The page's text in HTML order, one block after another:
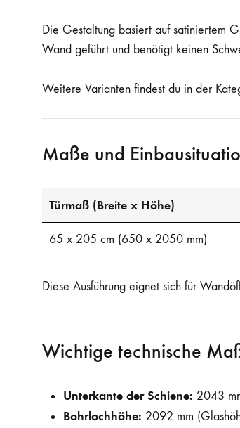
Die Gestaltung basiert auf satiniertem
Wand geführt und benötigt keinen
Weitere Varianten findest du in der
Maße und
Türmaß (Breite x Höhe)
65 x 205 cm (650 x 2050 mm)
Diese Ausführung eignet sich für
Wichtige technische
Unterkante der Schiene: 2043
Bohrlochhöhe: 2092 mm